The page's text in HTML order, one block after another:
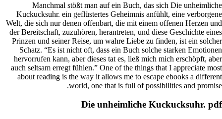
Welt, die
der
Prinzen
auch
about